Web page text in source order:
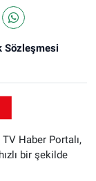
Sözleşmesi
Haber Portalı,
bir şekilde